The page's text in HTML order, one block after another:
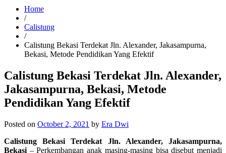
Home
/
Calistung
/
Calistung Bekasi Terdekat Jln. Alexander, Jakasampurna,
Bekasi, Metode Pendidikan Yang Efektif
Calistung Bekasi Terdekat Jln. Alexander,
Jakasampurna, Bekasi, Metode
Pendidikan Yang Efektif
Posted on October 2, 2021 by Era Dwi
Calistung Bekasi Terdekat Jln. Alexander, Jakasampurna,
Bekasi –Perkembangan anak masing-masing bisa disebut menjadi